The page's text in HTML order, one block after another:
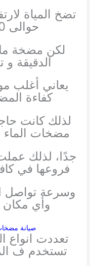
حوالى 50 لتر ف الدقيقة
الدقيقة و
يعاني أغلب
كفاءة
لذلك كانت
مضخات
جدًا، لذلك
فروعها في
وسرعة تواصل
وأي مكان
صيانة
تعددت انواع
تستخدم ف